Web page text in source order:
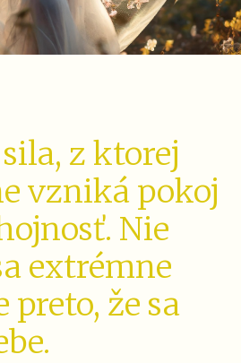
z ktorej
vzniká pokoj
Nie
extrémne
preto, že sa